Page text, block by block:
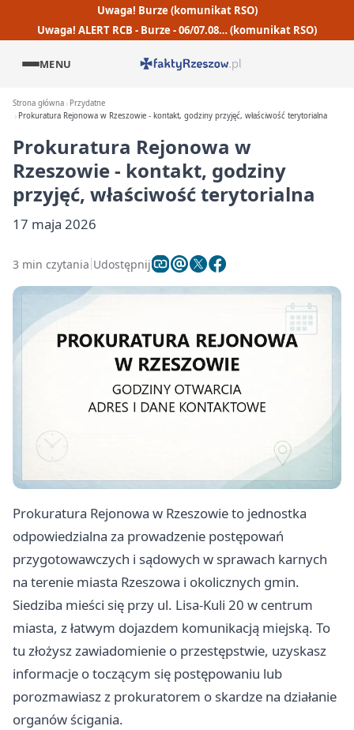
Uwaga! Burze (komunikat RSO)
Uwaga! ALERT RCB - Burze - 06/07.08… (komunikat RSO)
MENU
Strona główna
Przydatne
Prokuratura Rejonowa w Rzeszowie - kontakt, godziny przyjęć, właściwość terytorialna
Prokuratura Rejonowa w
Rzeszowie - kontakt, godziny
przyjęć, właściwość terytorialna
17 maja 2026
3 min czytania Udostępnij
Prokuratura Rejonowa w Rzeszowie to jednostka
odpowiedzialna za prowadzenie postępowań
przygotowawczych i sądowych w sprawach karnych
na terenie miasta Rzeszowa i okolicznych gmin.
Siedziba mieści się przy ul. Lisa-Kuli 20 w centrum
miasta, z łatwym dojazdem komunikacją miejską. To
tu złożysz zawiadomienie o przestępstwie, uzyskasz
informacje o toczącym się postępowaniu lub
porozmawiasz z prokuratorem o skardze na działanie
organów ścigania.